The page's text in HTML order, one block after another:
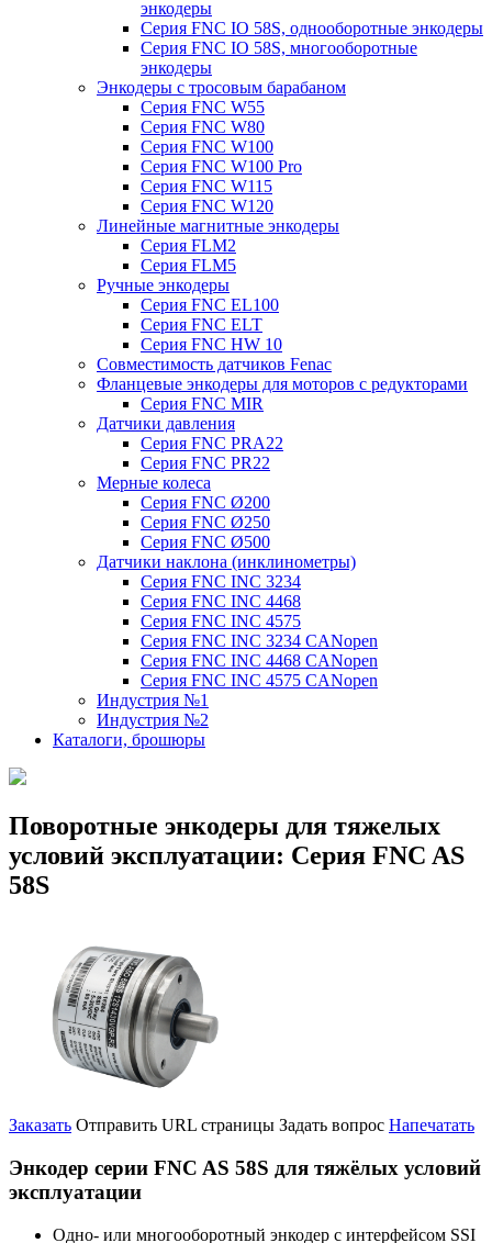
энкодеры
Серия FNC IO 58S, однооборотные энкодеры
Серия FNC IO 58S, многооборотные
энкодеры
Энкодеры с тросовым барабаном
Серия FNC W55
Серия FNC W80
Серия FNC W100
Серия FNC W100 Pro
Серия FNC W115
Серия FNC W120
Линейные магнитные энкодеры
Серия FLM2
Серия FLM5
Ручные энкодеры
Серия FNC EL100
Серия FNC ELT
Серия FNC HW 10
Совместимость датчиков Fenac
Фланцевые энкодеры для моторов с редукторами
Серия FNC MIR
Датчики давления
Серия FNC PRA22
Серия FNC PR22
Мерные колеса
Серия FNC Ø200
Серия FNC Ø250
Серия FNC Ø500
Датчики наклона (инклинометры)
Серия FNC INC 3234
Серия FNC INC 4468
Серия FNC INC 4575
Серия FNC INC 3234 CANopen
Серия FNC INC 4468 CANopen
Серия FNC INC 4575 CANopen
Индустрия №1
Индустрия №2
Каталоги, брошюры
Поворотные энкодеры для тяжелых
условий эксплуатации: Серия FNC AS
58S
Заказать Отправить URL страницы Задать вопрос Напечатать
Энкодер серии FNC AS 58S для тяжёлых условий
эксплуатации
Одно- или многооборотный энкодер с интерфейсом SSI